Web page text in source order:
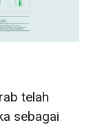
telah
sebagai